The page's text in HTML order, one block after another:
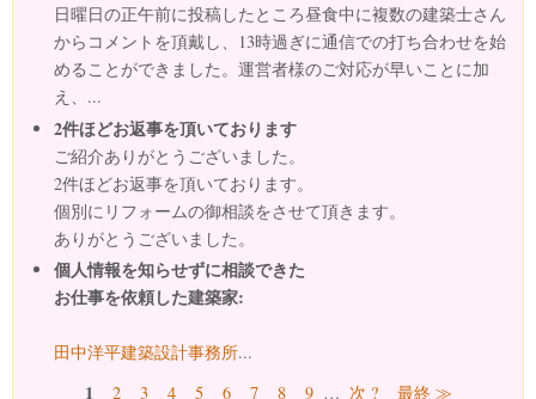
日曜日の正午前に投稿したところ昼食中に複数の建築士さん
からコメントを頂戴し、13時過ぎに通信での打ち合わせを始
めることができました。運営者様のご対応が早いことに加
え、...
2件ほどお返事を頂いております
ご紹介ありがとうございました。
2件ほどお返事を頂いております。
個別にリフォームの御相談をさせて頂きます。
ありがとうございました。
個人情報を知らせずに相談できた
お仕事を依頼した建築家:
田中洋平建築設計事務所...
ページ1 2 3 4 5 6 7 8 9 … 次 ? 最終 ≫